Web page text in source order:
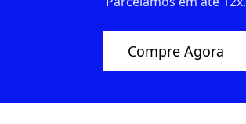
Compre Agora